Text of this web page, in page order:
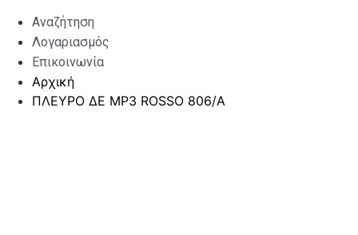
Αναζήτηση
Λογαριασμός
Επικοινωνία
Αρχική
ΠΛΕΥΡΟ ΔΕ MP3 ROSSO 806/A